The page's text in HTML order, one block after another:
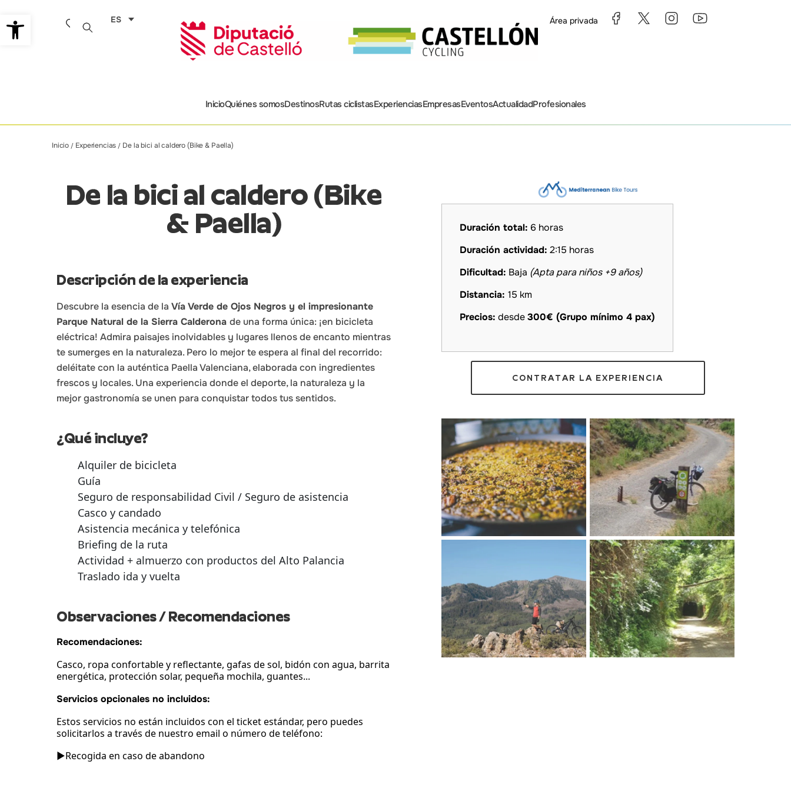
Abrir barra de herramientas
al
contenido
ES Área privada
InicioQuiénes somosDestinosRutas ciclistasExperienciasEmpresasEventosActualidadProfesionales
Inicio / Experiencias / De la bici al caldero (Bike & Paella)
De la bici al caldero (Bike
& Paella)
Descripción de la experiencia
Descubre la esencia de la Vía Verde de Ojos Negros y el impresionante
Parque Natural de la Sierra Calderona de una forma única: ¡en bicicleta
eléctrica! Admira paisajes inolvidables y lugares llenos de encanto mientras
te sumerges en la naturaleza. Pero lo mejor te espera al final del recorrido:
deléitate con la auténtica Paella Valenciana, elaborada con ingredientes
frescos y locales. Una experiencia donde el deporte, la naturaleza y la
mejor gastronomía se unen para conquistar todos tus sentidos.
¿Qué incluye?
Alquiler de bicicleta
Guía
Seguro de responsabilidad Civil / Seguro de asistencia
Casco y candado
Asistencia mecánica y telefónica
Briefing de la ruta
Actividad + almuerzo con productos del Alto Palancia
Traslado ida y vuelta
Observaciones / Recomendaciones
Recomendaciones:
Casco, ropa confortable y reflectante, gafas de sol, bidón con agua, barrita
energética, protección solar, pequeña mochila, guantes...
Servicios opcionales no incluidos:
Estos servicios no están incluidos con el ticket estándar, pero puedes
solicitarlos a través de nuestro email o número de teléfono:
▶Recogida en caso de abandono
Duración total: 6 horas
Duración actividad: 2:15 horas
Dificultad: Baja (Apta para niños +9 años)
Distancia: 15 km
Precios: desde300€ (Grupo mínimo 4 pax)
CONTRATAR LA EXPERIENCIA